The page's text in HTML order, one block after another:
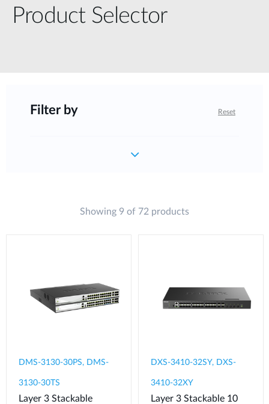
Product Selector
Filter by Reset
Showing 9 of 72 products
DMS-3130-30PS, DMS-
3130-30TS
Layer 3 Stackable
DXS-3410-32SY, DXS-
3410-32XY
Layer 3 Stackable 10